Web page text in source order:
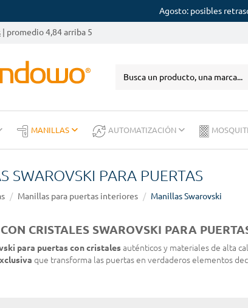
Agosto: posibles
| promedio 4,84 arriba 5
MANILLAS AUTOMATIZACIÓN
SWAROVSKI PARA PUERTAS
Manillas para puertas interiores Manillas Swarovski
CRISTALES SWAROVSKI PARA
para puertas con cristalesauténticos y materiales de alta
que transforma las puertas en verdaderos elementos